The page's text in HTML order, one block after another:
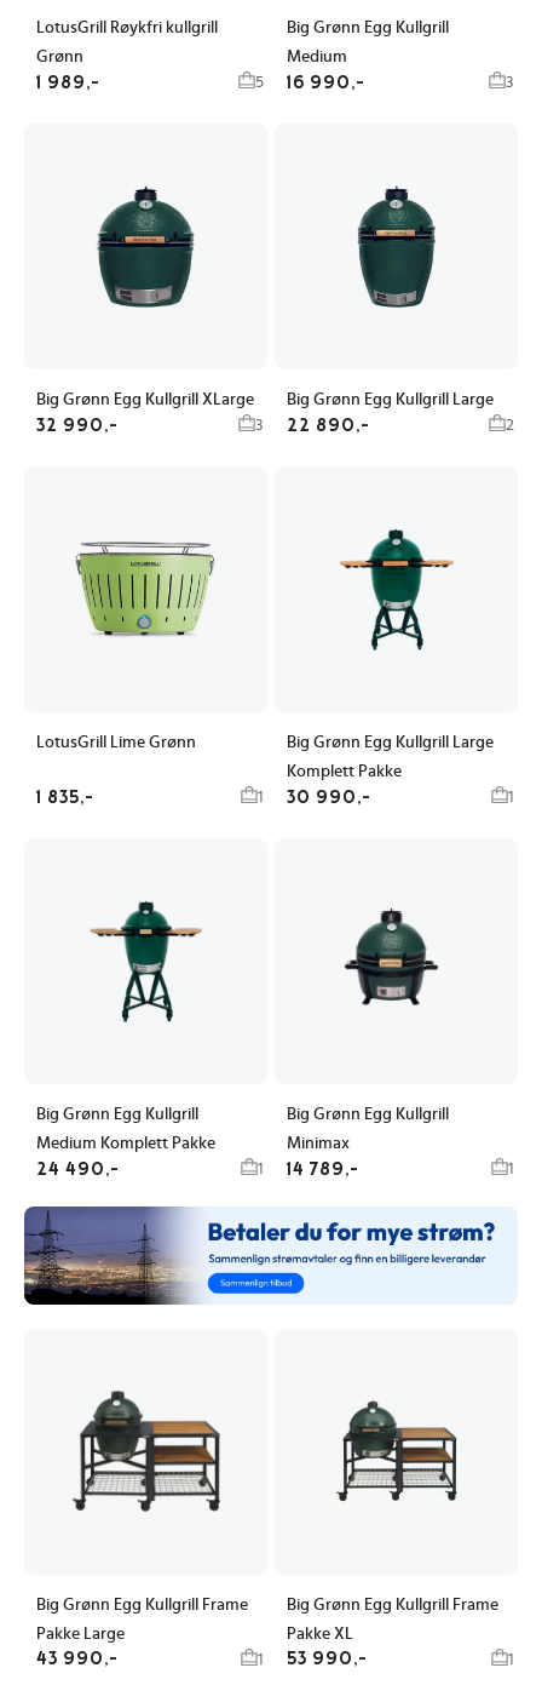
LotusGrill Røykfri kullgrill
Grønn
1 989,- 5
Big Grønn Egg Kullgrill
Medium
16 990,- 3
Big Grønn Egg Kullgrill XLarge
32 990,- 3
Big Grønn Egg Kullgrill Large
22 890,- 2
LotusGrill Lime Grønn
1 835,- 1
Big Grønn Egg Kullgrill Large
Komplett Pakke
30 990,- 1
Big Grønn Egg Kullgrill
Medium Komplett Pakke
24 490,- 1
Big Grønn Egg Kullgrill
Minimax
14 789,- 1
Big Grønn Egg Kullgrill Frame
Pakke Large
43 990,- 1
Big Grønn Egg Kullgrill Frame
Pakke XL
53 990,- 1